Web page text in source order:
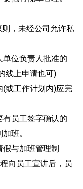
，未经公司允许私
位负责人批准的
线上申请也可)
工作计划内)应完
员工签字确认的
班。
与加班管理制
向员工宣讲后，员